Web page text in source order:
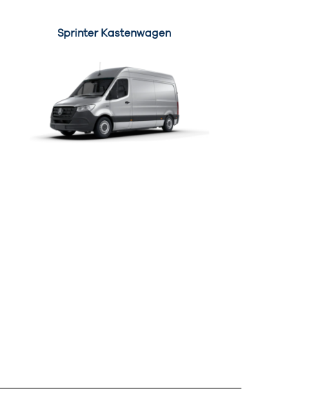
Sprinter Kastenwagen